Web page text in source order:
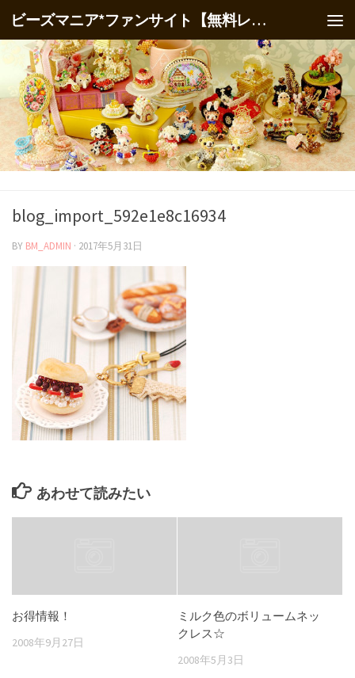
ビーズマニア*ファンサイト【無料レシピ】
blog_import_592e1e8c16934
BY BM_ADMIN · 2017年5月31日
あわせて読みたい
お得情報！
2008年9月27日
ミルク色のボリュームネッ
クレス☆
2008年5月3日